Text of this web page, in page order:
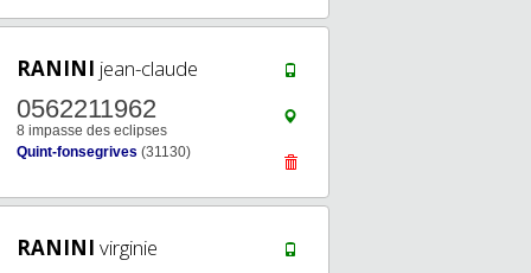
RANINI jean-claude
0562211962
8 impasse des eclipses
Quint-fonsegrives (31130)
RANINI virginie